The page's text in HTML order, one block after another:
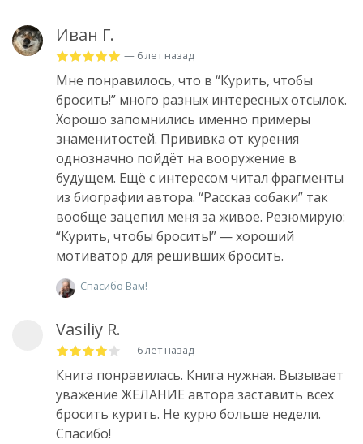
Иван Г.
— 6 лет назад
Мне понравилось, что в “Курить, чтобы
бросить!” много разных интересных отсылок.
Хорошо запомнились именно примеры
знаменитостей. Прививка от курения
однозначно пойдёт на вооружение в
будущем. Ещё с интересом читал фрагменты
из биографии автора. “Рассказ собаки” так
вообще зацепил меня за живое. Резюмирую:
“Курить, чтобы бросить!” — хороший
мотиватор для решивших бросить.
Спасибо Вам!
Vasiliy R.
— 6 лет назад
Книга понравилась. Книга нужная. Вызывает
уважение ЖЕЛАНИЕ автора заставить всех
бросить курить. Не курю больше недели.
Спасибо!